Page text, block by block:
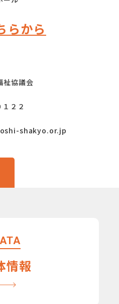
らから
祉協議会
２２
shakyo.or.jp
情報